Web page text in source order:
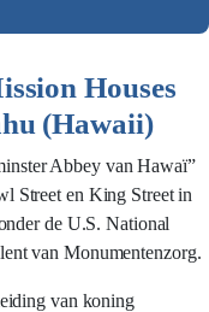
Houses
(Hawaii)
Abbey van Hawaï”
Street en King Street in
de U.S. National
van Monumentenzorg.
van koning